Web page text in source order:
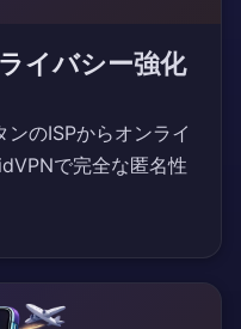
イバシー強化
のISPからオンライ
で完全な匿名性